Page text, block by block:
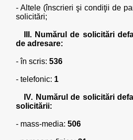
- Altele (înscrieri şi condiţii de
solicitări;
III. Numărul de solicitări
de adresare:
- în scris: 536
- telefonic: 1
IV. Numărul de solicitări
solicitării:
- mass-media: 506